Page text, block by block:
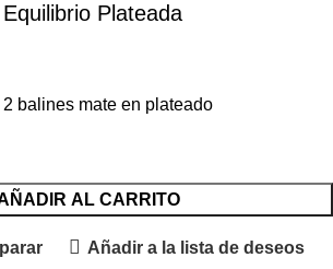
Plateada
balines mate en plateado
AL CARRITO
Añadir a la lista de deseos